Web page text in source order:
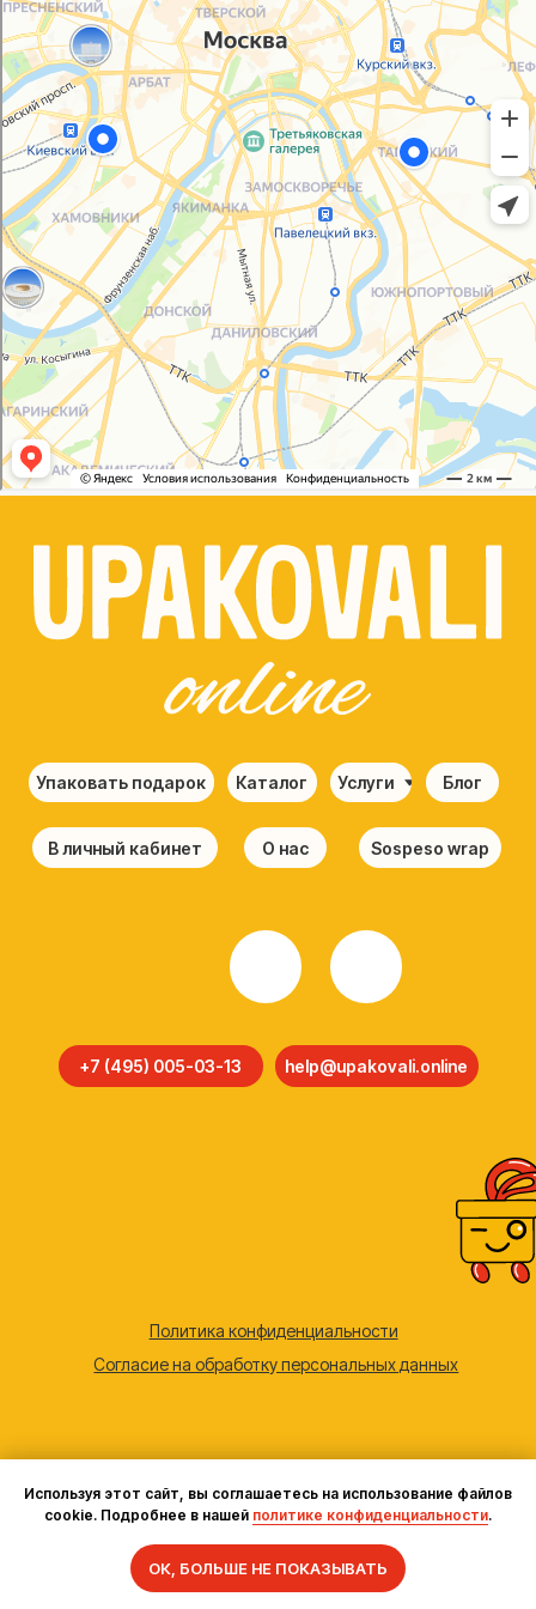
Используя этот сайт, вы соглашаетесь на использование файлов
cookie. Подробнее в нашей политике конфиденциальности.
ОК, БОЛЬШЕ НЕ ПОКАЗЫВАТЬ
Согласие на обработку персональных данных
Политика конфиденциальности
© 2021-2025, ООО "УПАКОВАЛИ ОНЛАЙН"
Сайт разработалаbogac hevas
Задать вопрос